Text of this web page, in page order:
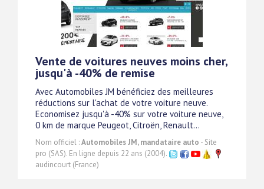
Vente de voitures neuves moins cher,
jusqu'à -40% de remise
Avec Automobiles JM bénéficiez des meilleures
réductions sur l'achat de votre voiture neuve.
Economisez jusqu'à -40% sur votre voiture neuve,
0 km de marque Peugeot, Citroën, Renault...
Nom officiel :Automobiles JM, mandataire auto - Site
pro (SAS). En ligne depuis 22 ans (2004).
audincourt (France)